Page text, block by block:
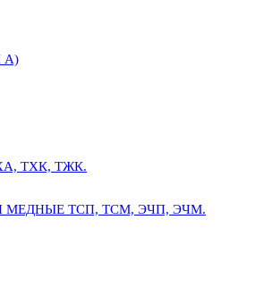
А)
ТХК, ТЖК.
МЕДНЫЕ ТСП, ТСМ, ЭЧП, ЭЧМ.